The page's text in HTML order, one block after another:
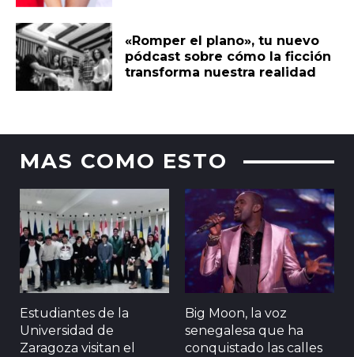
«Romper el plano», tu nuevo
pódcast sobre cómo la ficción
transforma nuestra realidad
MAS COMO ESTO
Estudiantes de la
Universidad de
Zaragoza visitan el
Big Moon, la voz
senegalesa que ha
conquistado las calles